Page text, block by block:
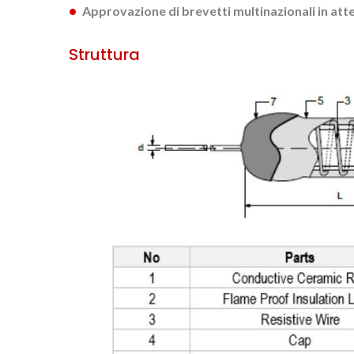
Approvazione di brevetti multinazionali in
Struttura